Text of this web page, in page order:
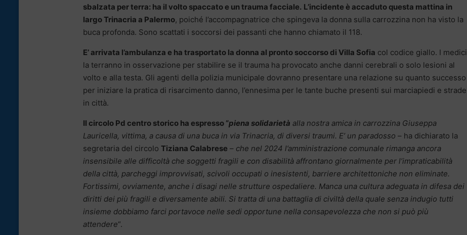
sbalzata per terra: ha il volto spaccato e un trauma facciale. L’incidente è accaduto questa mattina in
largo Trinacria a Palermo, poiché l’accompagnatrice che spingeva la donna sulla carrozzina non ha visto la
buca profonda. Sono scattati i soccorsi dei passanti che hanno chiamato il 118.
E’ arrivata l’ambulanza e ha trasportato la donna al pronto soccorso di Villa Sofia col codice giallo. I medici
la terranno in osservazione per stabilire se il trauma ha provocato anche danni cerebrali o solo lesioni al
volto e alla testa. Gli agenti della polizia municipale dovranno presentare una relazione su quanto successo
per iniziare la pratica di risarcimento danno, l’ennesima per le tante buche presenti sui marciapiedi e strade
in città.
Il circolo Pd centro storico ha espresso “piena solidarietà alla nostra amica in carrozzina Giuseppa
Lauricella, vittima, a causa di una buca in via Trinacria, di diversi traumi. E’ un paradosso – ha dichiarato la
segretaria del circolo Tiziana Calabrese – che nel 2024 l’amministrazione comunale rimanga ancora
insensibile alle difficoltà che soggetti fragili e con disabilità affrontano giornalmente per l’impraticabilità
della città, parcheggi improvvisati, scivoli occupati o inesistenti, barriere architettoniche non eliminate.
Fortissimi, ovviamente, anche i disagi nelle strutture ospedaliere. Manca una cultura adeguata in difesa dei
diritti dei più fragili e diversamente abili. Si tratta di una battaglia di civiltà della quale senza indugio tutti
insieme dobbiamo farci portavoce nelle sedi opportune nella consapevolezza che non si può più
attendere“.